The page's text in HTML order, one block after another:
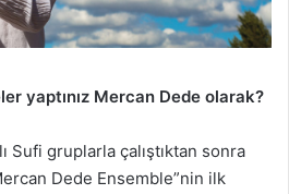
yaptınız Mercan Dede olarak?
Sufi gruplarla çalıştıktan sonra
Dede Ensemble”nin ilk